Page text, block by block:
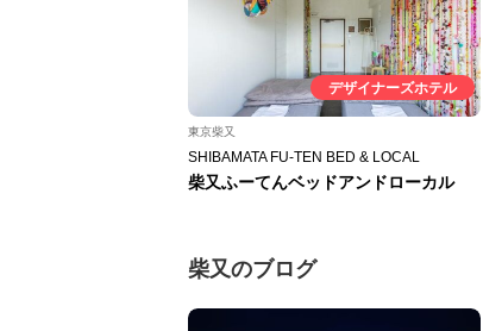
デザイナーズホテル
東京柴又
SHIBAMATA FU-TEN BED & LOCAL
柴又ふーてんベッドアンドローカル
柴又のブログ